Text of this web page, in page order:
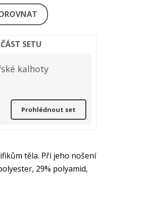
SETU
kalhoty
Prohlédnout set
těla. Při jeho nošení
29% polyamid,